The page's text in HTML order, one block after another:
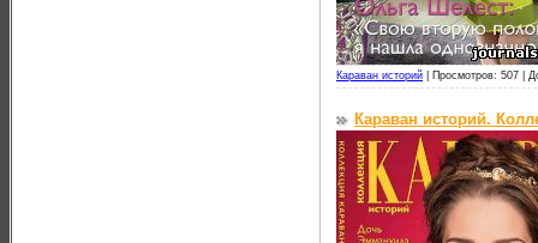
Караван историй Просмотров: 507 |
Караван историй.